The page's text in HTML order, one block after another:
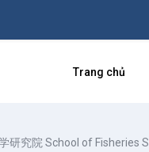
Trang chủ
研究院 School of Fisheries